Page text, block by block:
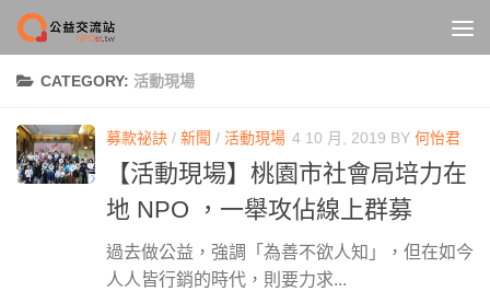
Skip to content
CATEGORY: 活動現場
募款祕訣 / 新聞 / 活動現場 4 10 月, 2019 BY 何怡君
【活動現場】桃園市社會局培力在
地 NPO ，一舉攻佔線上群募
過去做公益，強調「為善不欲人知」，但在如今
人人皆行銷的時代，則要力求...